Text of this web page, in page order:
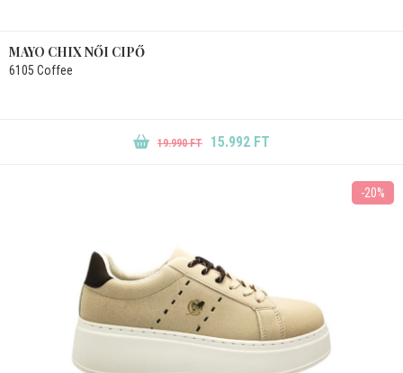
MAYO CHIX NŐI CIPŐ
6105 Coffee
19.990 FT 15.992 FT
-20%